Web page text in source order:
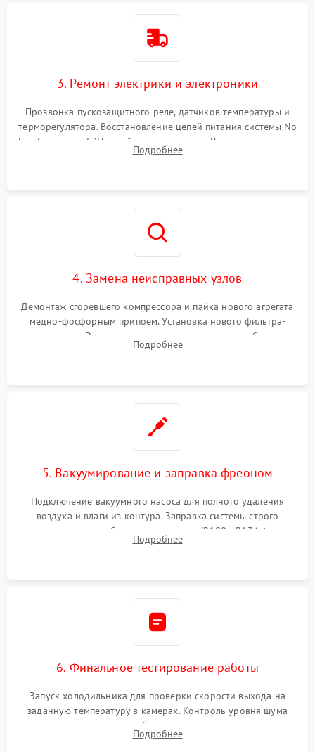
3. Ремонт электрики и электроники
Прозвонка пускозащитного реле, датчиков температуры и
терморегулятора. Восстановление цепей питания системы No
Frost, включая ТЭН оттайки и вентилятор. Ремонт или замена
платы управления при сбоях алгоритмов.
Подробнее
4. Замена неисправных узлов
Демонтаж сгоревшего компрессора и пайка нового агрегата
медно-фосфорным припоем. Установка нового фильтра-
осушителя. Замена изношенных вентиляторов обдува,
сломанных заслонок или поврежденных дверных петель.
Подробнее
5. Вакуумирование и заправка фреоном
Подключение вакуумного насоса для полного удаления
воздуха и влаги из контура. Заправка системы строго
дозированным объемом хладагента (R600a, R134a) по
электронным весам. Контроль рабочего давления в системе.
Подробнее
6. Финальное тестирование работы
Запуск холодильника для проверки скорости выхода на
заданную температуру в камерах. Контроль уровня шума
компрессора, отсутствия обмерзания стенок и корректного
срабатывания системы автоматической оттайки.
Подробнее